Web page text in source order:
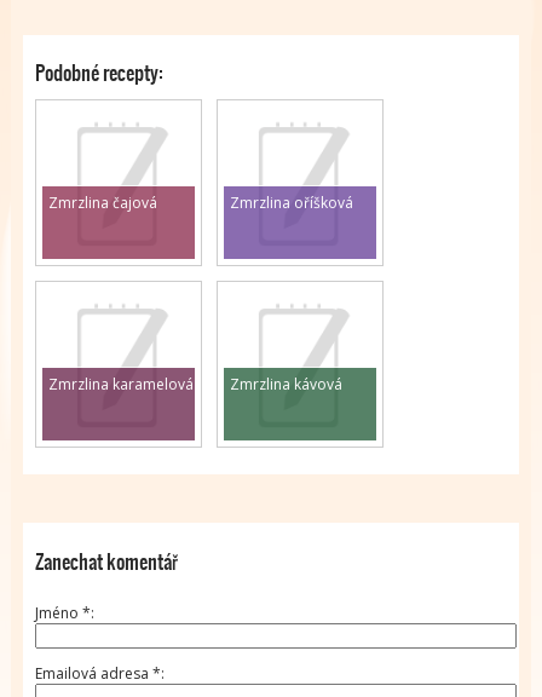
Podobné recepty:
Zmrzlina čajová Zmrzlina oříšková
Zmrzlina karamelová Zmrzlina kávová
Zanechat komentář
Jméno *
Emailová adresa *